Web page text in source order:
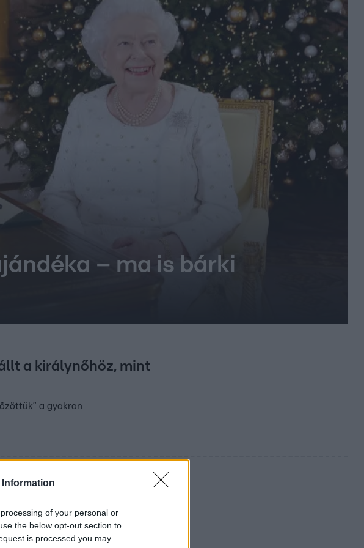
Information
of your personal or
the below opt-out section to
is processed you may
– ma is bárki
a királynőhöz, mint
a gyakran
zenével ünnepeljük az életét”.